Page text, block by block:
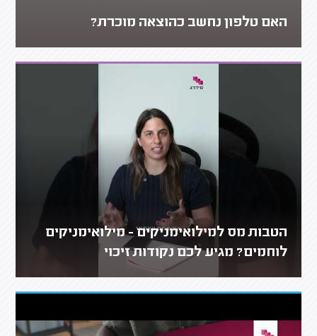
האם טלפון נחשב כהוצאה מוכרת?
הטבות מס למילואימניקים - מילואימניקים
לוחמים? מגיע לכם נקודות זיכוי